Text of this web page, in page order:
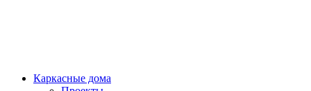
Каркасные дома